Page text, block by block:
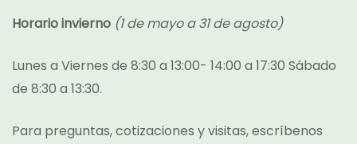
Horario invierno (1 de mayo a 31 de agosto)
Lunes a Viernes de 8:30 a 13:00- 14:00 a 17:30 Sábado
de 8:30 a 13:30.
Para preguntas, cotizaciones y visitas, escríbenos